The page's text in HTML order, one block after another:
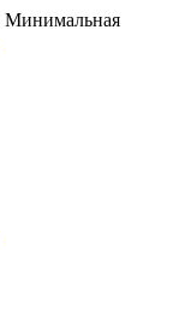
Минимальная